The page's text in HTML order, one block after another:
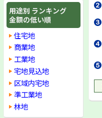
用途別 ランキング
金額の低い順
住宅地
商業地
工業地
宅地見込地
区域内宅地
準工業地
林地